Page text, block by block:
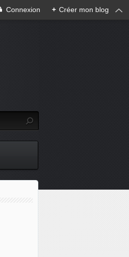
Connexion + Créer mon blog